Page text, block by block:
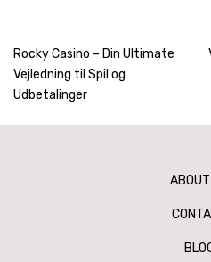
Post
navigation
Rocky Casino – Din Ultimate
Vejledning til Spil og
Udbetalinger